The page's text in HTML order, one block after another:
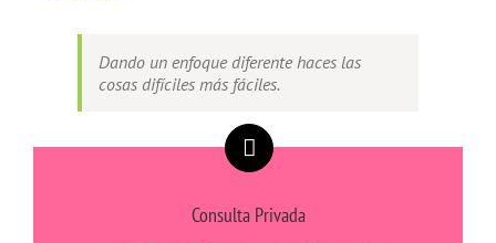
Dando un enfoque diferente haces las
cosas difíciles más fáciles.
Consulta Privada